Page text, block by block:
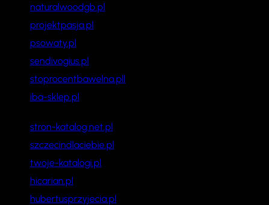
naturalwoodgb.pl
projektpasja.pl
psowaty.pl
sendivogius.pl
stoprocentbawelna.pll
iba-sklep.pl
stron-katalog.net.pl
szczecindlaciebie.pl
twoje-katalogi.pl
hicarian.pl
hubertusprzyjecia.pl